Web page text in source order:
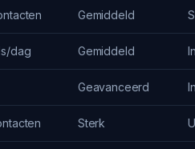
Gemiddeld
dag Gemiddeld
Geavanceerd
Sterk